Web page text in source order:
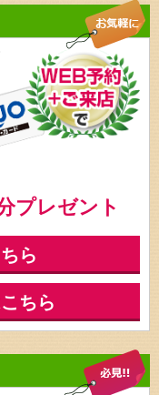
プレゼント
ら
ちら